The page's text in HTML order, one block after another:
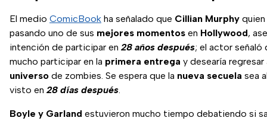
El medio ComicBook ha señalado que Cillian Murphy
pasando uno de sus mejores momentos en Hollywood,
intención de participar en 28 años después; el actor señaló
mucho participar en la primera entrega y desearía
universo de zombies. Se espera que la nueva secuela sea
visto en 28 días después.
Boyle y Garland estuvieron mucho tiempo debatiendo si